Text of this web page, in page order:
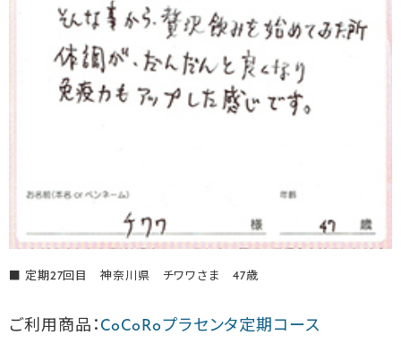
■ 定期27回目 神奈川県 チワワさま 47歳
ご利用商品： CoCoRoプラセンタ定期コース